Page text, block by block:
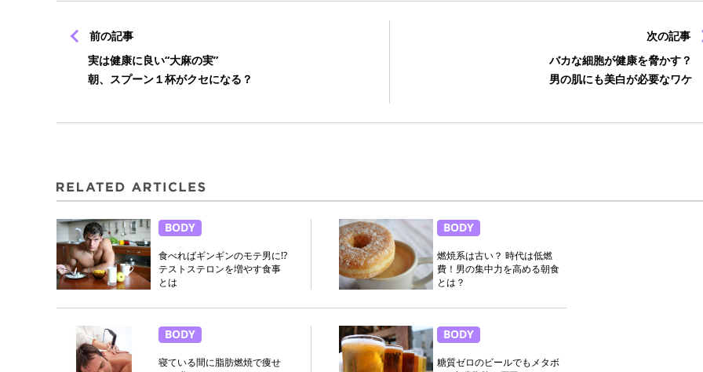
前の記事
実は健康に良い“大麻の実”
朝、スプーン１杯がクセになる？
次の記事
バカな細胞が健康を脅かす？
男の肌にも美白が必要なワケ
BODY
食べればギンギンのモテ男に!?
テストステロンを増やす食事
とは
BODY
燃焼系は古い？ 時代は低燃
費！男の集中力を高める朝食
とは？
BODY
寝ている間に脂肪燃焼で痩せ
BODY
糖質ゼロのビールでもメタボ